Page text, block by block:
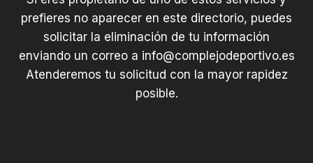
prefieres no aparecer en este directorio, puedes
solicitar la eliminación de tu información
enviando un correo a info@complejodeportivo.es
Atenderemos tu solicitud con la mayor rapidez
posible.